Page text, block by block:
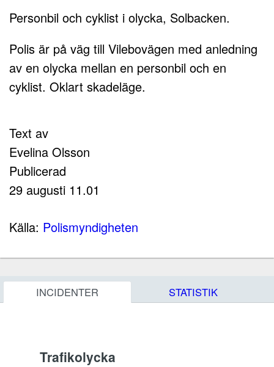
Personbil och cyklist i olycka, Solbacken.
Polis är på väg till Vilebovägen med anledning
av en olycka mellan en personbil och en
cyklist. Oklart skadeläge.
Text av
Evelina Olsson
Publicerad
29 augusti 11.01
Källa: Polismyndigheten
INCIDENTER STATISTIK
Trafikolycka